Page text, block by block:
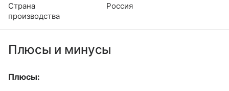
Страна
производства
Россия
Плюсы и минусы
Плюсы: